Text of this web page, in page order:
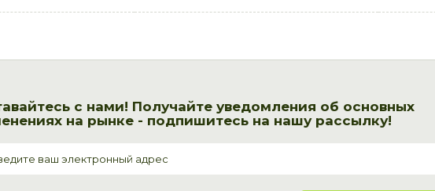
с нами! Получайте уведомления об основных
на рынке - подпишитесь на нашу рассылку!